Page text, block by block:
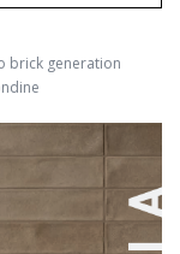
brick generation